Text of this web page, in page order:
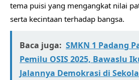
tema puisi yang mengangkat nilai
serta kecintaan terhadap bangsa.
Baca juga: SMKN 1 Padang
Pemilu OSIS 2025, Bawaslu
Jalannya Demokrasi di